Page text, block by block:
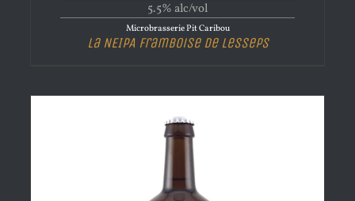
5.5% alc/vol
Microbrasserie Pit Caribou
La NEIPA Framboise de Lesseps